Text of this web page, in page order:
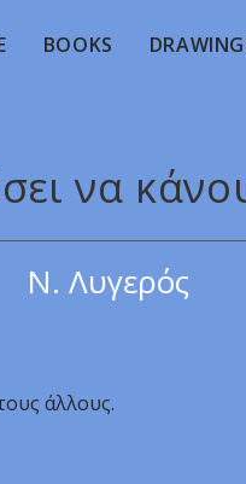
BOOKS
να
Ν. Λυγερός
άλλους.